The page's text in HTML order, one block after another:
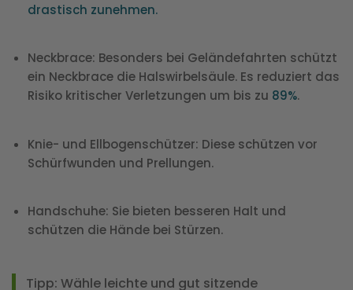
drastisch zunehmen.
Neckbrace: Besonders bei Geländefahrten schützt
ein Neckbrace die Halswirbelsäule. Es reduziert das
Risiko kritischer Verletzungen um bis zu 89%.
Knie- und Ellbogenschützer: Diese schützen vor
Schürfwunden und Prellungen.
Handschuhe: Sie bieten besseren Halt und
schützen die Hände bei Stürzen.
Tipp: Wähle leichte und gut sitzende